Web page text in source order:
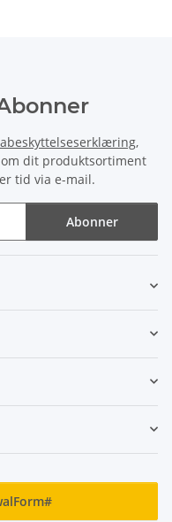
,
dit produktsortiment
tid via e-mail.
Abonner